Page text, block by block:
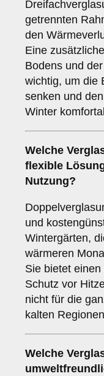
getrennten
den
Eine
Bodens und
wichtig, um die
senken und
Winter
Welche
flexible
Nutzung?
und
Wintergärten,
wärmeren
Sie bietet
Schutz vor
nicht für die
kalten
Welche